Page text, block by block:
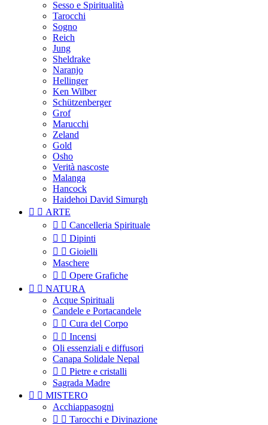
Sesso e Spiritualità
Tarocchi
Sogno
Reich
Jung
Sheldrake
Naranjo
Hellinger
Ken Wilber
Schützenberger
Grof
Marucchi
Zeland
Gold
Osho
Verità nascoste
Malanga
Hancock
Haidehoi David Simurgh
  ARTE
  Cancelleria Spirituale
  Dipinti
  Gioielli
Maschere
  Opere Grafiche
  NATURA
Acque Spirituali
Candele e Portacandele
  Cura del Corpo
  Incensi
Oli essenziali e diffusori
Canapa Solidale Nepal
  Pietre e cristalli
Sagrada Madre
  MISTERO
Acchiappasogni
  Tarocchi e Divinazione